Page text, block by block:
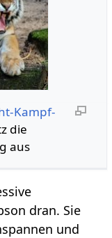
Kampf-
die
aus
dran. Sie
und